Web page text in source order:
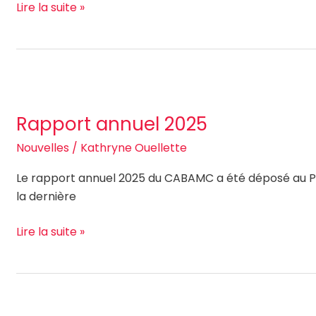
Lire la suite »
Rapport annuel 2025
Nouvelles / Kathryne Ouellette
Le rapport annuel 2025 du CABAMC a été déposé
la dernière
2025
Lire la suite »